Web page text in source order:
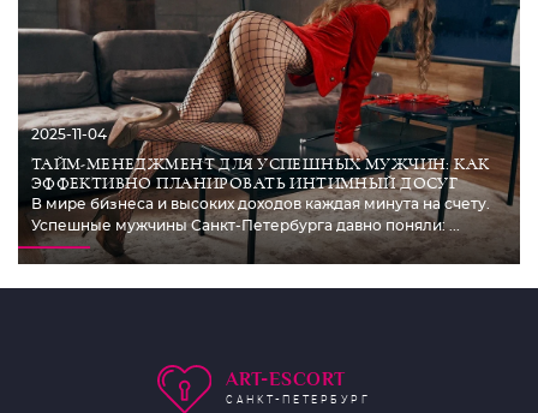
2025-11-04
ТАЙМ-МЕНЕДЖМЕНТ ДЛЯ УСПЕШНЫХ МУЖЧИН: КАК
ЭФФЕКТИВНО ПЛАНИРОВАТЬ ИНТИМНЫЙ ДОСУГ
В мире бизнеса и высоких доходов каждая минута на счету.
Успешные мужчины Санкт-Петербурга давно поняли: ...
ART-ESCORT
САНКТ-ПЕТЕРБУРГ